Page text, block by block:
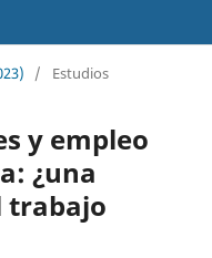
/ Estudios
y empleo
¿una
trabajo